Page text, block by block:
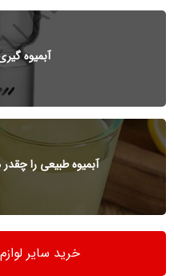
آبمیوه
آبمیوه طبیعی را
خرید سایر